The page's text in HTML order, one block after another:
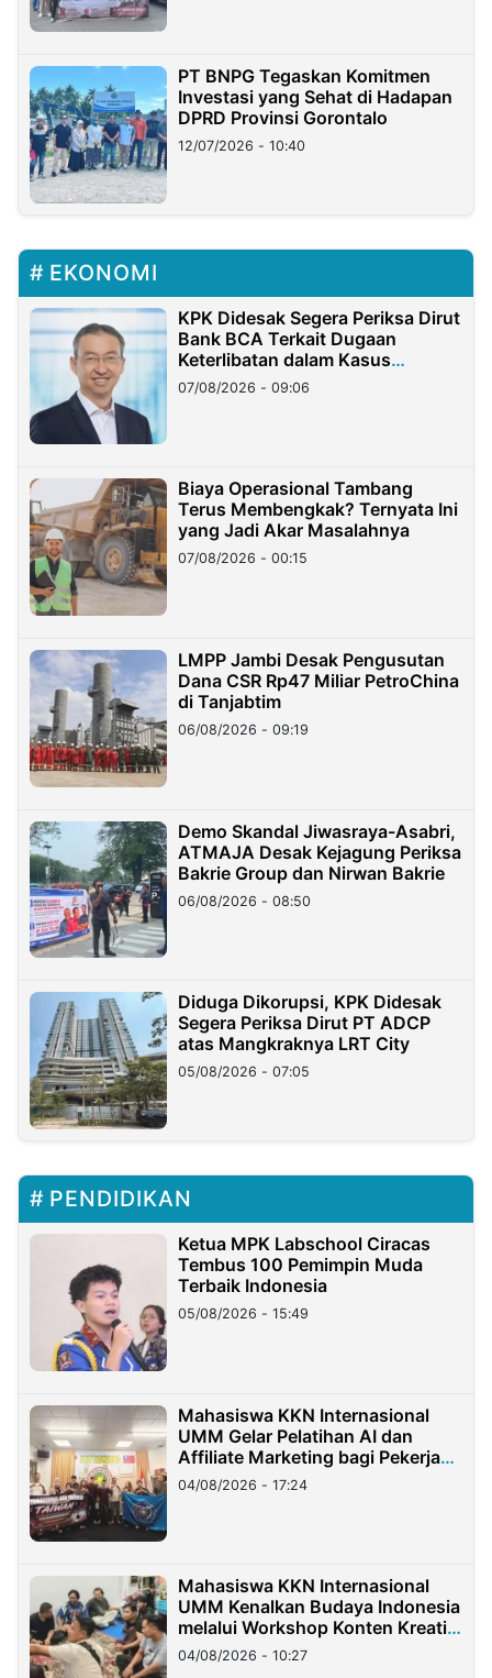
PT BNPG Tegaskan Komitmen
Investasi yang Sehat di Hadapan
DPRD Provinsi Gorontalo
12/07/2026 - 10:40
EKONOMI
KPK Didesak Segera Periksa Dirut
Bank BCA Terkait Dugaan
Keterlibatan dalam Kasus
Hilangnya Dana Nasabah Rp2,58
Miliar
07/08/2026 - 09:06
Biaya Operasional Tambang
Terus Membengkak? Ternyata Ini
yang Jadi Akar Masalahnya
07/08/2026 - 00:15
LMPP Jambi Desak Pengusutan
Dana CSR Rp47 Miliar PetroChina
di Tanjabtim
06/08/2026 - 09:19
Demo Skandal Jiwasraya-Asabri,
ATMAJA Desak Kejagung Periksa
Bakrie Group dan Nirwan Bakrie
06/08/2026 - 08:50
Diduga Dikorupsi, KPK Didesak
Segera Periksa Dirut PT ADCP
atas Mangkraknya LRT City
05/08/2026 - 07:05
PENDIDIKAN
Ketua MPK Labschool Ciracas
Tembus 100 Pemimpin Muda
Terbaik Indonesia
05/08/2026 - 15:49
Mahasiswa KKN Internasional
UMM Gelar Pelatihan AI dan
Affiliate Marketing bagi Pekerja
Migran Indonesia di Taiwan
04/08/2026 - 17:24
Mahasiswa KKN Internasional
UMM Kenalkan Budaya Indonesia
melalui Workshop Konten Kreatif
di Taiwan
04/08/2026 - 10:27